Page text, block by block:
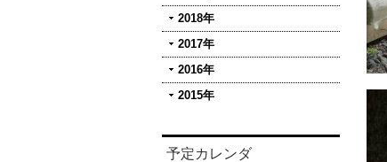
2018年
2017年
2016年
2015年
予定カレンダ